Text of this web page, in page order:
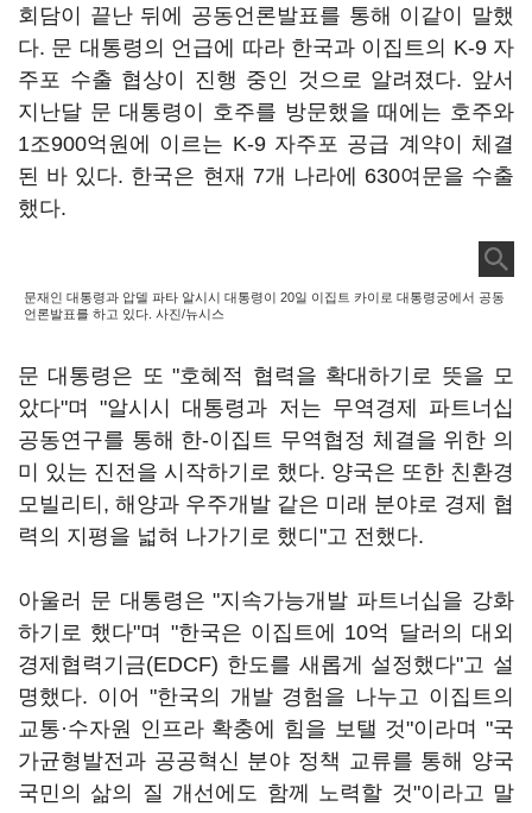
회담이 끝난 뒤에 공동언론발표를 통해 이같이 말했
다. 문 대통령의 언급에 따라 한국과 이집트의 K-9 자
주포 수출 협상이 진행 중인 것으로 알려졌다. 앞서
지난달 문 대통령이 호주를 방문했을 때에는 호주와
1조900억원에 이르는 K-9 자주포 공급 계약이 체결
된 바 있다. 한국은 현재 7개 나라에 630여문을 수출
했다.
문재인 대통령과 압델 파타 알시시 대통령이 20일 이집트 카이로 대통령궁에서 공동
언론발표를 하고 있다. 사진/뉴시스
문 대통령은 또 "호혜적 협력을 확대하기로 뜻을 모
았다"며 "알시시 대통령과 저는 무역경제 파트너십
공동연구를 통해 한-이집트 무역협정 체결을 위한 의
미 있는 진전을 시작하기로 했다. 양국은 또한 친환경
모빌리티, 해양과 우주개발 같은 미래 분야로 경제 협
력의 지평을 넓혀 나가기로 했디"고 전했다.
아울러 문 대통령은 "지속가능개발 파트너십을 강화
하기로 했다"며 "한국은 이집트에 10억 달러의 대외
경제협력기금(EDCF) 한도를 새롭게 설정했다"고 설
명했다. 이어 "한국의 개발 경험을 나누고 이집트의
교통·수자원 인프라 확충에 힘을 보탤 것"이라며 "국
가균형발전과 공공혁신 분야 정책 교류를 통해 양국
국민의 삶의 질 개선에도 함께 노력할 것"이라고 말